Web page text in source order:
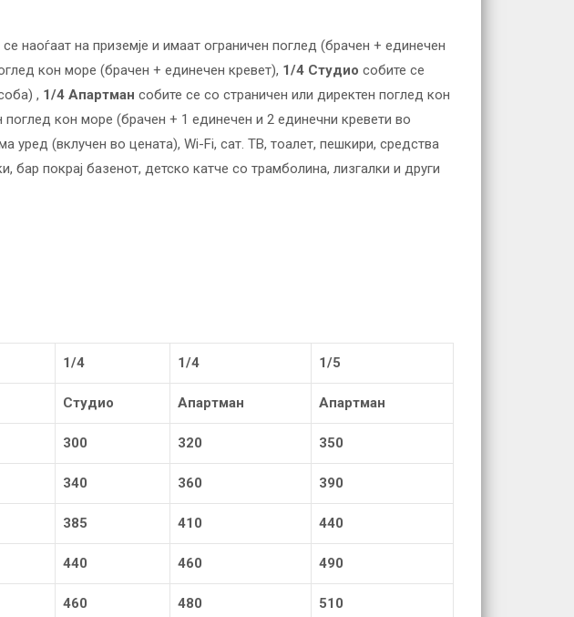
наоѓаат на приземје и имаат ограничен поглед (брачен + eдинечен
кон море (брачен + единечен кревет), 1/4 Студио собите се
, 1/4 Апартман собите се со страничен или директен поглед кон
поглед кон море (брачен + 1 единечен и 2 единечни кревети во
(вклучен во цената), Wi-Fi, сат. ТВ, тоалет, пешкири, средства
бар покрај базенот, детско катче со трамболина, лизгалки и други
1/4 1/4 1/5
Студио Апартман Апартман
300 320 350
340 360 390
385 410 440
440 460 490
460 480 510